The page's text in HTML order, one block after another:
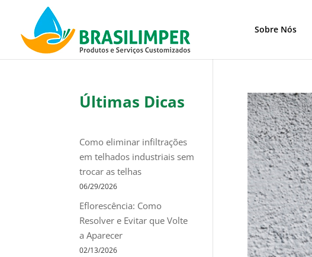
Sobre Nós
Últimas Dicas
Como eliminar infiltrações
em telhados industriais sem
trocar as telhas
06/29/2026
Eflorescência: Como
Resolver e Evitar que Volte
a Aparecer
02/13/2026